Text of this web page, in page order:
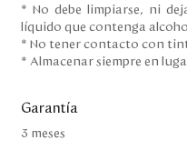
* No debe limpiarse, ni
líquido que contenga
* No tener contacto con
* Almacenar siempre en
Garantía
3 meses